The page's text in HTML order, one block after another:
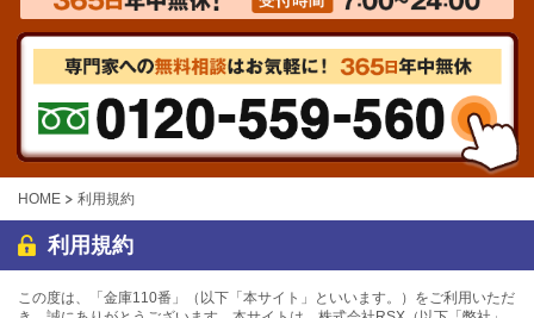
HOME 利用規約
利用規約
この度は、「金庫110番」（以下「本サイト」といいます。）をご利用いただ